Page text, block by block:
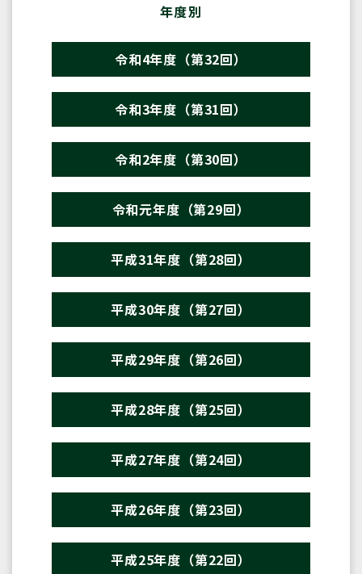
年度別
令和4年度（第32回）
令和3年度（第31回）
令和2年度（第30回）
令和元年度（第29回）
平成31年度（第28回）
平成30年度（第27回）
平成29年度（第26回）
平成28年度（第25回）
平成27年度（第24回）
平成26年度（第23回）
平成25年度（第22回）